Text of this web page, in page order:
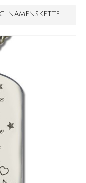
NAMENSKETTE